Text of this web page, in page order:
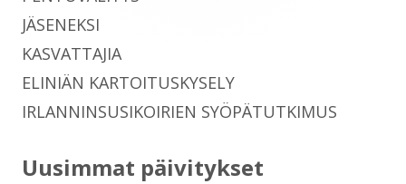
JÄSENEKSI
KASVATTAJIA
ELINIÄN KARTOITUSKYSELY
IRLANNINSUSIKOIRIEN SYÖPÄTUTKIMUS
Uusimmat päivitykset